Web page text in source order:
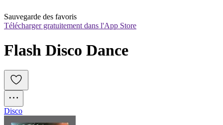
Sauvegarde des favoris
Télécharger gratuitement dans l'App Store
Flash Disco Dance
Disco